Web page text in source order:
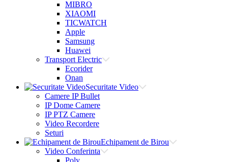
MIBRO
XIAOMI
TICWATCH
Apple
Samsung
Huawei
Transport Electric
Ecorider
Onan
Securitate Video
Camere IP Bullet
IP Dome Camere
IP PTZ Camere
Video Recordere
Seturi
Echipament de Birou
Video Conferinta
Poly